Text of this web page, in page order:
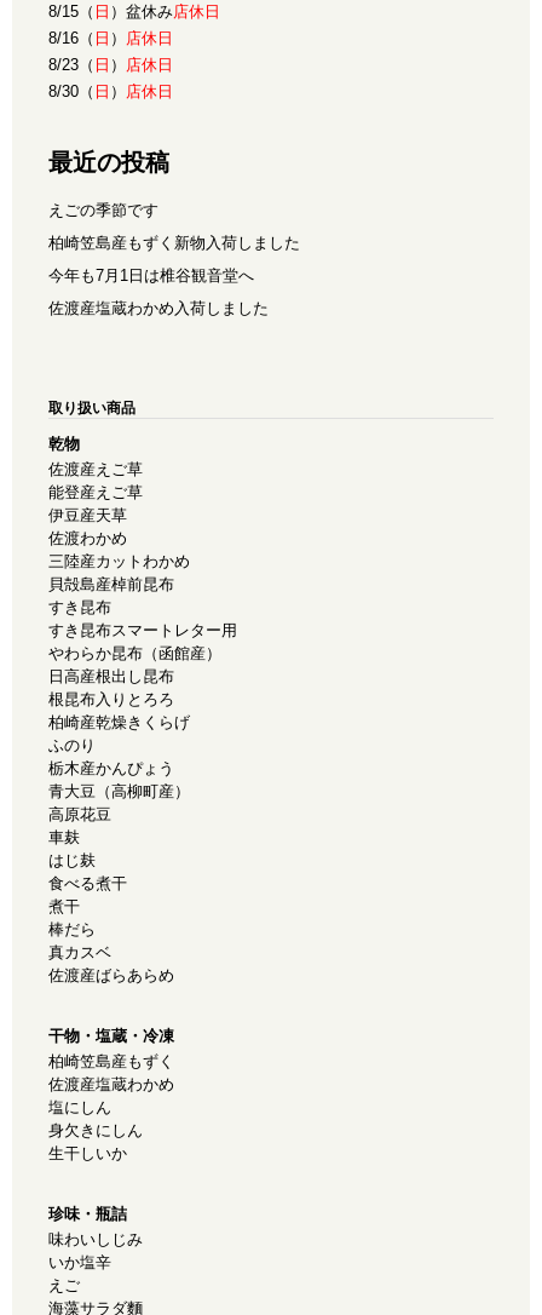
8/15（ 日 ）盆休み店休日
8/16（ 日 ）
店休日
8/23（ 日 ）
店休日
8/30（ 日 ） 店休日
最近の投稿
えごの季節です
柏崎笠島産もずく新物入荷しました
今年も7月1日は椎谷観音堂へ
佐渡産塩蔵わかめ入荷しました
取り扱い商品
乾物
佐渡産えご草
能登産えご草
伊豆産天草
佐渡わかめ
三陸産カットわかめ
貝殻島産棹前昆布
すき昆布
すき昆布スマートレター用
やわらか昆布（函館産）
日高産根出し昆布
根昆布入りとろろ
柏崎産乾燥きくらげ
ふのり
栃木産かんぴょう
青大豆（高柳町産）
高原花豆
車麸
はじ麸
食べる煮干
煮干
棒だら
真カスベ
佐渡産ばらあらめ
干物・塩蔵・冷凍
柏崎笠島産もずく
佐渡産塩蔵わかめ
塩にしん
身欠きにしん
生干しいか
珍味・瓶詰
味わいしじみ
いか塩辛
えご
海藻サラダ麵